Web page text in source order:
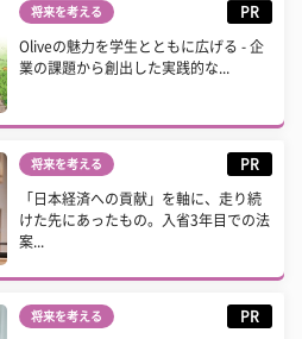
将来を考える PR
Oliveの魅力を学生とともに広げる - 企
業の課題から創出した実践的な...
将来を考える PR
「日本経済への貢献」を軸に、走り続
けた先にあったもの。入省3年目での法
案...
将来を考える PR